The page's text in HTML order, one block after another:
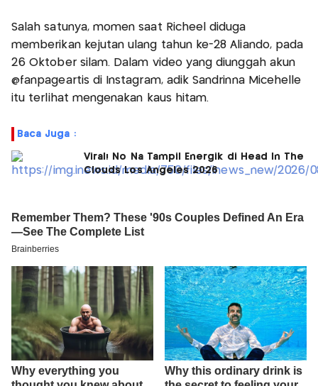
Salah satunya, momen saat Richeel diduga
memberikan kejutan ulang tahun ke-28 Aliando, pada
26 Oktober silam. Dalam video yang diunggah akun
@fanpageartis di Instagram, adik Sandrinna Micehelle
itu terlihat mengenakan kaus hitam.
Baca Juga :
Viral! No Na Tampil Energik di Head In The
Clouds Los Angeles 2026